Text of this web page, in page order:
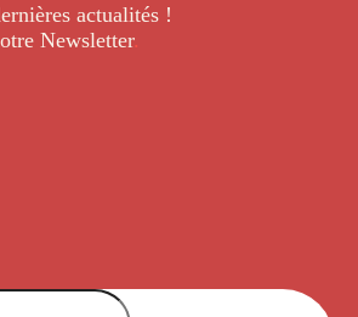
actualités !
Newsletter.